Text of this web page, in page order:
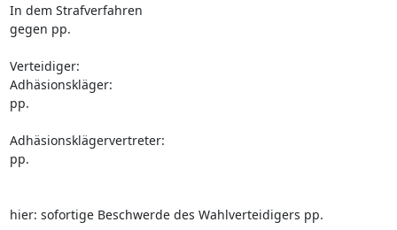
In dem Strafverfahren
gegen pp.
Verteidiger:
Adhäsionskläger:
pp.
Adhäsionsklägervertreter:
pp.
hier: sofortige Beschwerde des Wahlverteidigers pp.